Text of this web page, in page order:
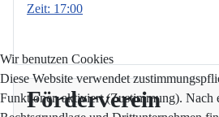
Zeit: 17:00
Förderverein
Wir benutzen Cookies
Diese Website verwendet
Funktionen aktiviert (Zustimmung). Nach